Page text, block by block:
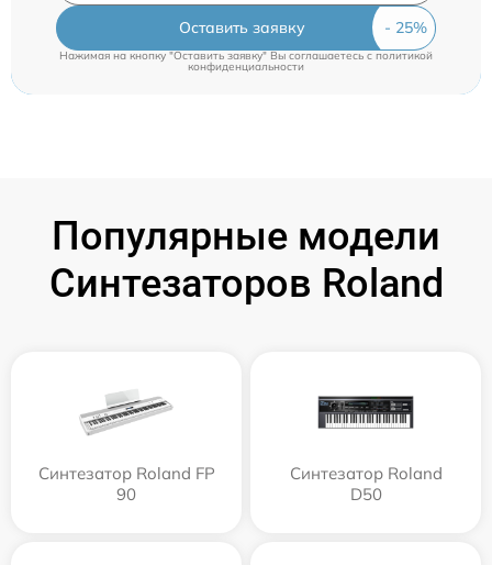
Оставить заявку
Нажимая на кнопку "Оставить заявку" Вы соглашаетесь cполитикой
конфиденциальности
Популярные модели
Синтезаторов Roland
Синтезатор Roland FP
90
Синтезатор Roland
D50